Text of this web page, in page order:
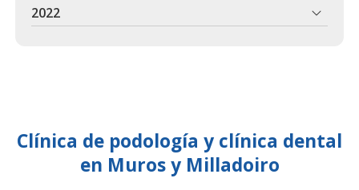
2022
Clínica de podología y clínica dental
en Muros y Milladoiro